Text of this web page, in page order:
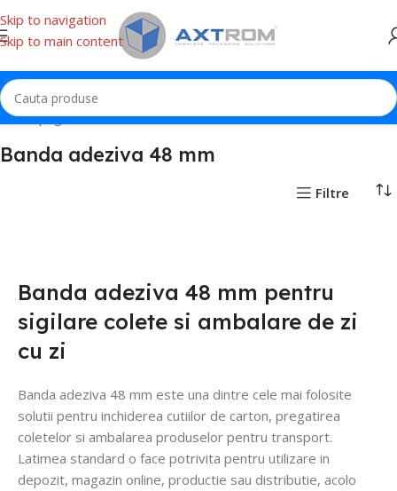
Skip to navigation
Skip to main content
Prima pagină Banda adeziva Banda adeziva 48 mm
Banda adeziva 48 mm
Filtre
Banda adeziva 48 mm pentru
sigilare colete si ambalare de zi
cu zi
Banda adeziva 48 mm este una dintre cele mai folosite
solutii pentru inchiderea cutiilor de carton, pregatirea
coletelor si ambalarea produselor pentru transport.
Latimea standard o face potrivita pentru utilizare in
depozit, magazin online, productie sau distributie, acolo